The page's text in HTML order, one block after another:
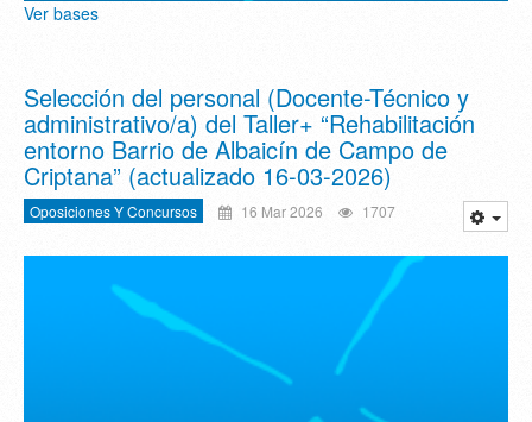
Ver bases
Selección del personal (Docente-Técnico y
administrativo/a) del Taller+ “Rehabilitación
entorno Barrio de Albaicín de Campo de
Criptana” (actualizado 16-03-2026)
Oposiciones Y Concursos 16 Mar 2026 1707